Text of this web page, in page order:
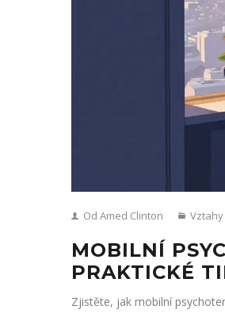
Od Amed Clinton
MOBILNÍ
PRAKTICKÉ
Zjistěte, jak mobilní